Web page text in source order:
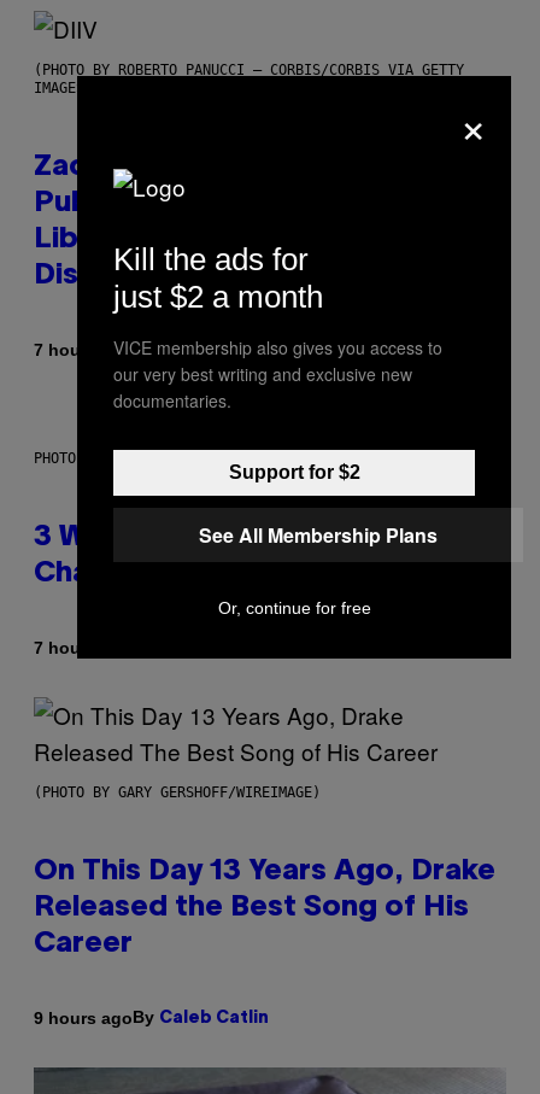
(PHOTO BY ROBERTO PANUCCI – CORBIS/CORBIS VIA GETTY
IMAGES)
Zachary Cole Smith Wants a
Publicly Owned Music Streaming
Library Built on Spotify’s
Dismantled Bones
7 hours agoByLauren Boisvert
PHOTO ILLUSTRATION BY IAN WALDIE/GETTY IMAGES
3 Ways Your Music Taste
Changes as You Get Older
7 hours ago
(PHOTO BY GARY GERSHOFF/WIREIMAGE)
On This Day 13 Years Ago, Drake
Released the Best Song of His
Career
9 hours agoBy Caleb Catlin
×
Kill the ads for
just $2 a month
VICE membership also gives you access to
our very best writing and exclusive new
documentaries.
Support for $2
See All Membership Plans
Or, continue for free